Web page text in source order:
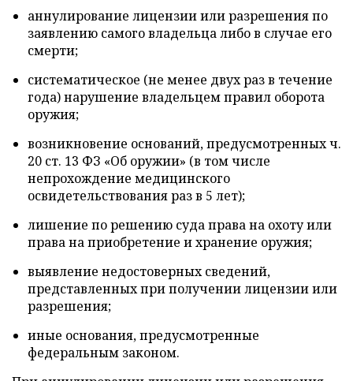
аннулирование лицензии или разрешения по
заявлению самого владельца либо в случае его
смерти;
систематическое (не менее двух раз в течение
года) нарушение владельцем правил оборота
оружия;
возникновение оснований, предусмотренных ч.
20 ст. 13 ФЗ «Об оружии» (в том числе
непрохождение медицинского
освидетельствования раз в 5 лет);
лишение по решению суда права на охоту или
права на приобретение и хранение оружия;
выявление недостоверных сведений,
представленных при получении лицензии или
разрешения;
иные основания, предусмотренные
федеральным законом.